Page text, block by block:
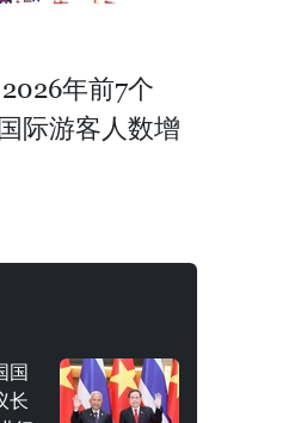
2026年前7个
际游客人数增
国
长